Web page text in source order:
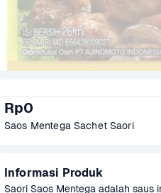
Rp0
Saos Mentega Sachet Saori
Informasi Produk
Saori Saos Mentega adalah saus